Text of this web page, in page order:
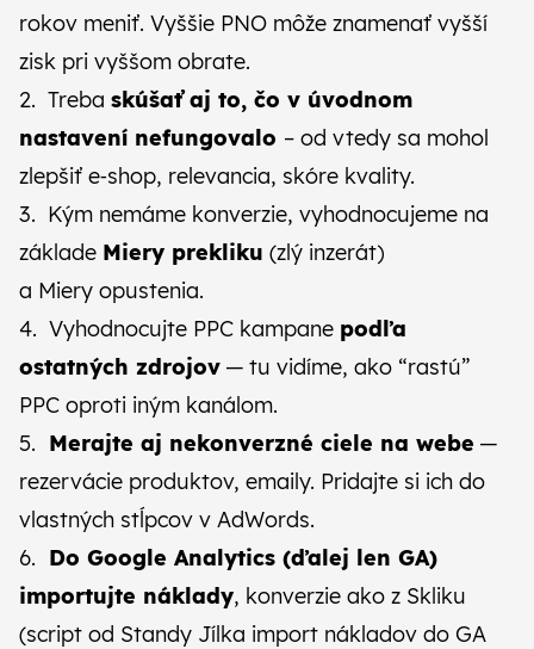
rokov meniť. Vyššie PNO môže znamenať vyšší
zisk pri vyššom obrate.
2. Treba skúšať aj to, čo v úvodnom
nastavení nefungovalo – od vtedy sa mohol
zlepšiť e‑shop, relevancia, skóre kvality.
3. Kým nemáme konverzie, vyhodnocujeme na
základe Miery prekliku (zlý inzerát)
a Miery opustenia.
4. Vyhodnocujte PPC kampane podľa
ostatných zdrojov — tu vidíme, ako “rastú”
PPC oproti iným kanálom.
5. Merajte aj nekonverzné ciele na webe —
rezervácie produktov, emaily. Pridajte si ich do
vlastných stĺpcov v AdWords.
6. Do Google Analytics (ďalej len GA)
importujte náklady, konverzie ako z Skliku
(script od Standy Jílka import nákladov do GA